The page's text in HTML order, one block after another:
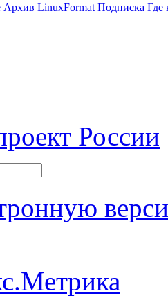
Архив LinuxFormat Подписка Где
России